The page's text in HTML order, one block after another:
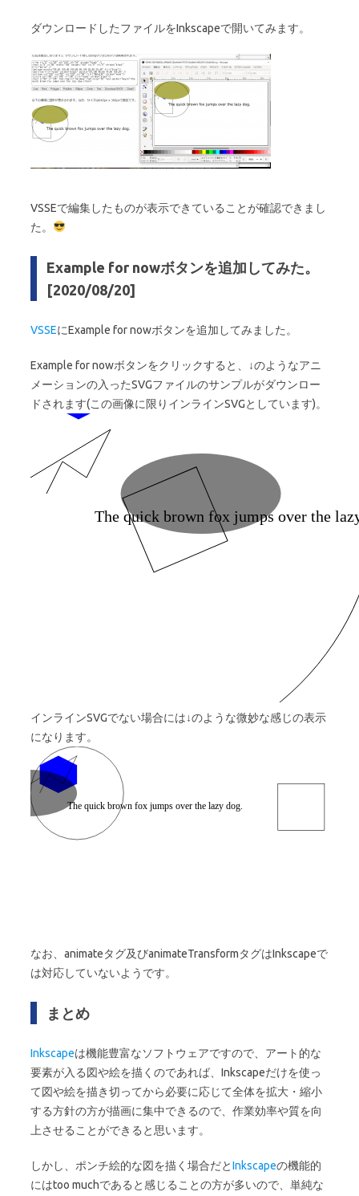
ダウンロードしたファイルをInkscapeで開いてみます。
VSSEで編集したものが表示できていることが確認できまし
た。
Example for nowボタンを追加してみた。
[2020/08/20]
VSSEにExample for nowボタンを追加してみました。
Example for nowボタンをクリックすると、↓のようなアニ
メーションの入ったSVGファイルのサンプルがダウンロー
ドされます(この画像に限りインラインSVGとしています)。
The quick brown fox jumps over the
インラインSVGでない場合には↓のような微妙な感じの表示
になります。
なお、animateタグ及びanimateTransformタグはInkscapeで
は対応していないようです。
まとめ
Inkscapeは機能豊富なソフトウェアですので、アート的な
要素が入る図や絵を描くのであれば、Inkscapeだけを使っ
て図や絵を描き切ってから必要に応じて全体を拡大・縮小
する方針の方が描画に集中できるので、作業効率や質を向
上させることができると思います。
しかし、ポンチ絵的な図を描く場合だとInkscapeの機能的
にはtoo muchであると感じることの方が多いので、単純な